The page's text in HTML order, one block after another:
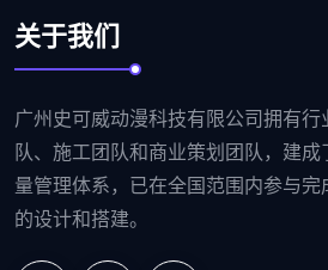
关于我们
广州史可威动漫科技有限公司拥有行
队、施工团队和商业策划团队，建
量管理体系，已在全国范围内参与完
的设计和搭建。